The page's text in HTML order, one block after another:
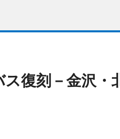
復刻－金沢・